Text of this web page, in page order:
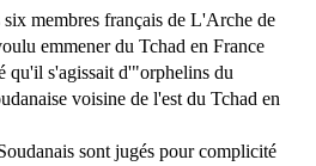
membres français de L'Arche de
emmener du Tchad en France
qu'il s'agissait d'"orphelins du
voisine de l'est du Tchad en
sont jugés pour complicité